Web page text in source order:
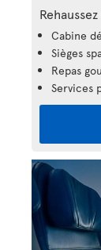
Cabine
Sièges
Repas
Services